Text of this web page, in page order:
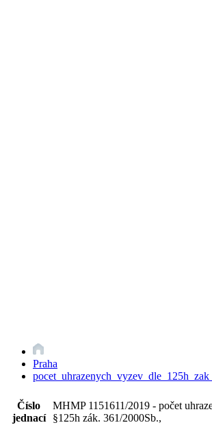
Praha
Číslo
jednací
MHMP 1151611/2019 - počet
§125h zák. 361/2000Sb.,